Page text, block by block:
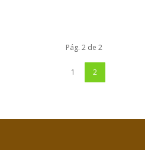
Pág. 2 de 2
1 2